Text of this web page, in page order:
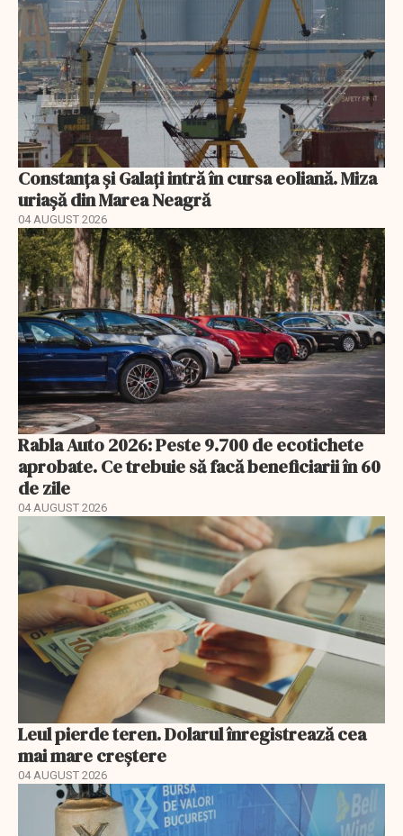
Constanța și Galați intră în cursa eoliană. Miza
uriașă din Marea Neagră
04 AUGUST 2026
Rabla Auto 2026: Peste 9.700 de ecotichete
aprobate. Ce trebuie să facă beneficiarii în 60
de zile
04 AUGUST 2026
Leul pierde teren. Dolarul înregistrează cea
mai mare creștere
04 AUGUST 2026